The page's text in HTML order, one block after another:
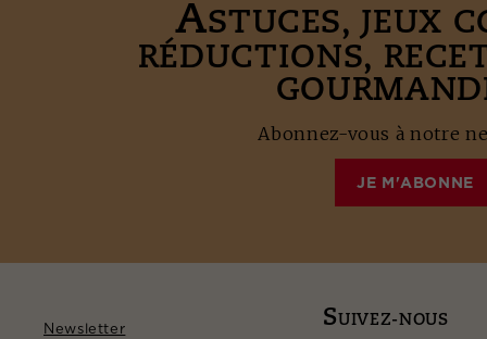
ASTUCES, JEUX
RÉDUCTIONS,
Abonnez-vous à notre
JE M'ABONNE
Newsletter SUIVEZ-NOUS